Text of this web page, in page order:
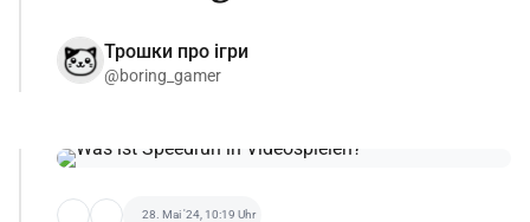
Трошки про ігри
@boring_gamer
28. Mai '24, 10:19 Uhr